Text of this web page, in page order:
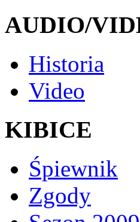
AUDIO/
Historia
Video
KIBICE
Śpiewnik
Zgody